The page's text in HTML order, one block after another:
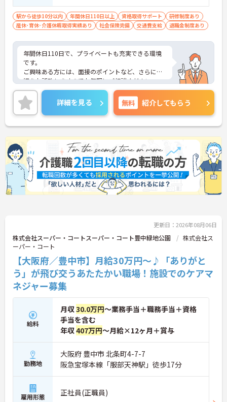
駅から徒歩10分以内 年間休日110日以上 資格取得サポート
研修制度あり
産休･育休･介護休暇取得実績あり
社会保険完備 交通費支給 退職金制度あり
年間休日110日で、プライベートも充実できる環境
です。
ご興味ある方には、面接のポイントなど、さらに詳
細をお話致しますのでお気軽にご相談ください。
詳細を見る 無料 紹介してもらう
更新日：2026年08月06日
株式会社スーパー・コートスーパー・コート豊中緑地公園
株式会社ス
ーパー・コート
【大阪府／豊中市】月給30万円～♪「ありがと
う」が飛び交うあたたかい職場！施設でのケアマ
ネジャー募集
給料
月収30.0万円～業務手当＋職務手当＋資格
手当を含む
年収407万円～月給×12ヶ月＋賞与
勤務地
大阪府 豊中市 北条町4-7-7
阪急宝塚本線「服部天神駅」徒歩17分
雇用形態 正社員(正職員)